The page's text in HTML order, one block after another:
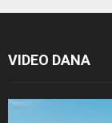
VIDEO DANA